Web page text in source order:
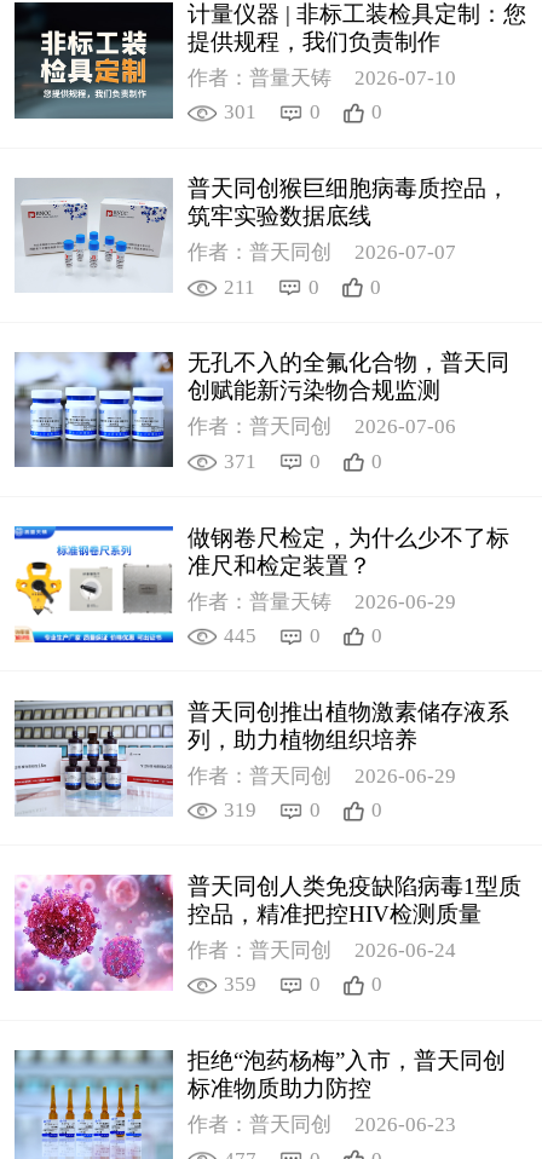
计量仪器 | 非标工装检具定制：您
提供规程，我们负责制作
作者：普量天铸
2026-07-10
301
0 0
普天同创猴巨细胞病毒质控品，
筑牢实验数据底线
作者：普天同创
2026-07-07
211
0 0
无孔不入的全氟化合物，普天同
创赋能新污染物合规监测
作者：普天同创
2026-07-06
371
0 0
做钢卷尺检定，为什么少不了标
准尺和检定装置？
作者：普量天铸
2026-06-29
445
0 0
普天同创推出植物激素储存液系
列，助力植物组织培养
作者：普天同创
2026-06-29
319
0 0
普天同创人类免疫缺陷病毒1型质
控品，精准把控HIV检测质量
作者：普天同创
2026-06-24
359
0 0
拒绝“泡药杨梅”入市，普天同创
标准物质助力防控
作者：普天同创
2026-06-23